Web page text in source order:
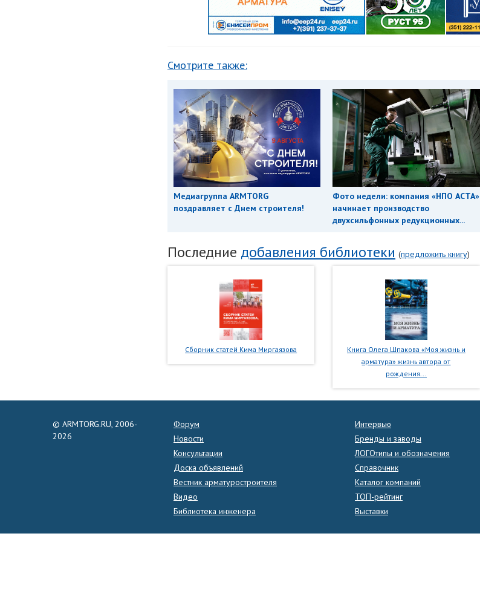
Смотрите также:
Медиагруппа ARMTORG
поздравляет с Днем строителя!
Фото недели: компания «НПО АСТА»
начинает производство
двухсильфонных редукционных...
Последние добавления библиотеки (предложить книгу)
Сборник статей Кима Миргаязова
Книга Олега Шпакова «Моя жизнь и
арматура» жизнь автора от
рождения...
© ARMTORG.RU, 2006-
2026
Форум
Новости
Консультации
Доска объявлений
Вестник арматуростроителя
Видео
Библиотека инженера
Интервью
Бренды и заводы
ЛОГОтипы и обозначения
Справочник
Каталог компаний
ТОП-рейтинг
Выставки